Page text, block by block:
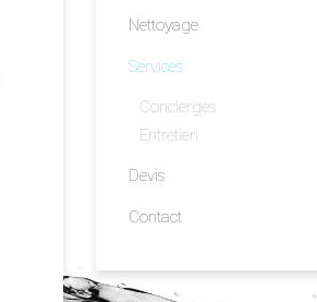
Nettoyage
Services
Concierges
Entretien
Devis
Contact